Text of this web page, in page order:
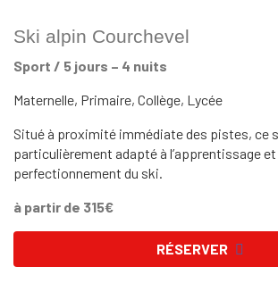
Ski alpin Courchevel
Sport / 5 jours – 4 nuits
Maternelle, Primaire, Collège, Lycée
Situé à proximité immédiate des pistes, ce
particulièrement adapté à l’apprentissage et
perfectionnement du ski.
à partir de 315€
RÉSERVER